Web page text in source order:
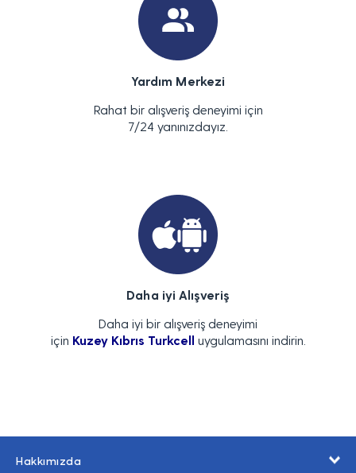
Yardım Merkezi
Rahat bir alışveriş deneyimi için
7/24 yanınızdayız.
Daha iyi Alışveriş
Daha iyi bir alışveriş deneyimi
için Kuzey Kıbrıs Turkcell uygulamasını indirin.
Hakkımızda